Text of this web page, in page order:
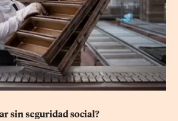
sin seguridad social?